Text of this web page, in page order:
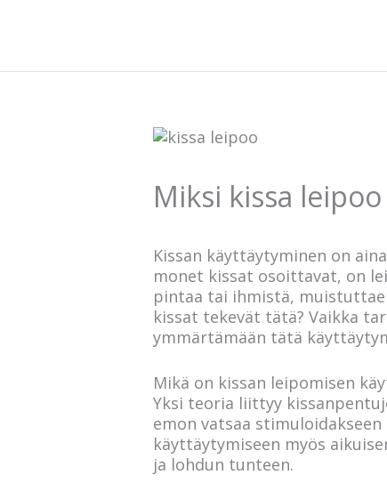
Miksi kissa
Kissan käyttäytyminen on
monet kissat osoittavat, on
pintaa tai ihmistä,
kissat tekevät tätä? Vaikka
ymmärtämään tätä
Mikä on kissan leipomisen
Yksi teoria liittyy
emon vatsaa
käyttäytymiseen myös
ja lohdun tunteen.